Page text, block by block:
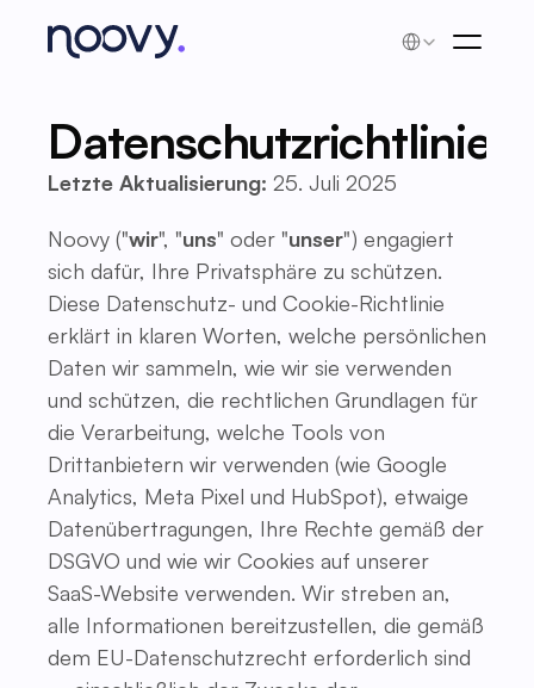
Datenschutzrichtlinie
Letzte Aktualisierung: 25. Juli 2025
Noovy ("wir", "uns" oder "unser") engagiert
sich dafür, Ihre Privatsphäre zu schützen.
Diese Datenschutz- und Cookie-Richtlinie
erklärt in klaren Worten, welche persönlichen
Daten wir sammeln, wie wir sie verwenden
und schützen, die rechtlichen Grundlagen für
die Verarbeitung, welche Tools von
Drittanbietern wir verwenden (wie Google
Analytics, Meta Pixel und HubSpot), etwaige
Datenübertragungen, Ihre Rechte gemäß der
DSGVO und wie wir Cookies auf unserer
SaaS-Website verwenden. Wir streben an,
alle Informationen bereitzustellen, die gemäß
dem EU-Datenschutzrecht erforderlich sind